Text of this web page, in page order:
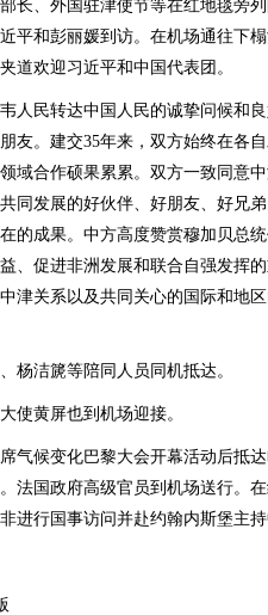
长、外国驻津使节等在红地毯旁
平和彭丽媛到访。在机场通往下
道欢迎习近平和中国代表团。
民转达中国人民的诚挚问候和良
友。建交35年来，双方始终在各
域合作硕果累累。双方一致同意
同发展的好伙伴、好朋友、好兄
的成果。中方高度赞赏穆加贝总
、促进非洲发展和联合自强发挥
津关系以及共同关心的国际和地
洁篪等陪同人员同机抵达。
黄屏也到机场迎接。
候变化巴黎大会开幕活动后抵达
法国政府高级官员到机场送行。
进行国事访问并赴约翰内斯堡主持